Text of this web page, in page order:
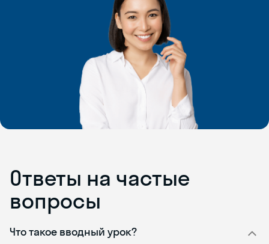
Ответы на частые
вопросы
Что такое вводный урок?